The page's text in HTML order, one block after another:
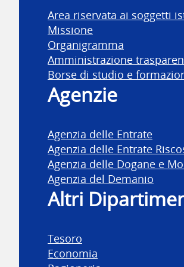
Area riservata ai soggetti
Missione
Organigramma
Amministrazione
Borse di studio e
Agenzie
Agenzia delle Entrate
Agenzia delle Entrate
Agenzia delle Dogane e
Agenzia del Demanio
Altri
Tesoro
Economia